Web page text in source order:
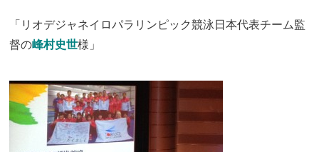
「リオデジャネイロパラリンピック競泳日本代表チーム監
督の峰村史世様」